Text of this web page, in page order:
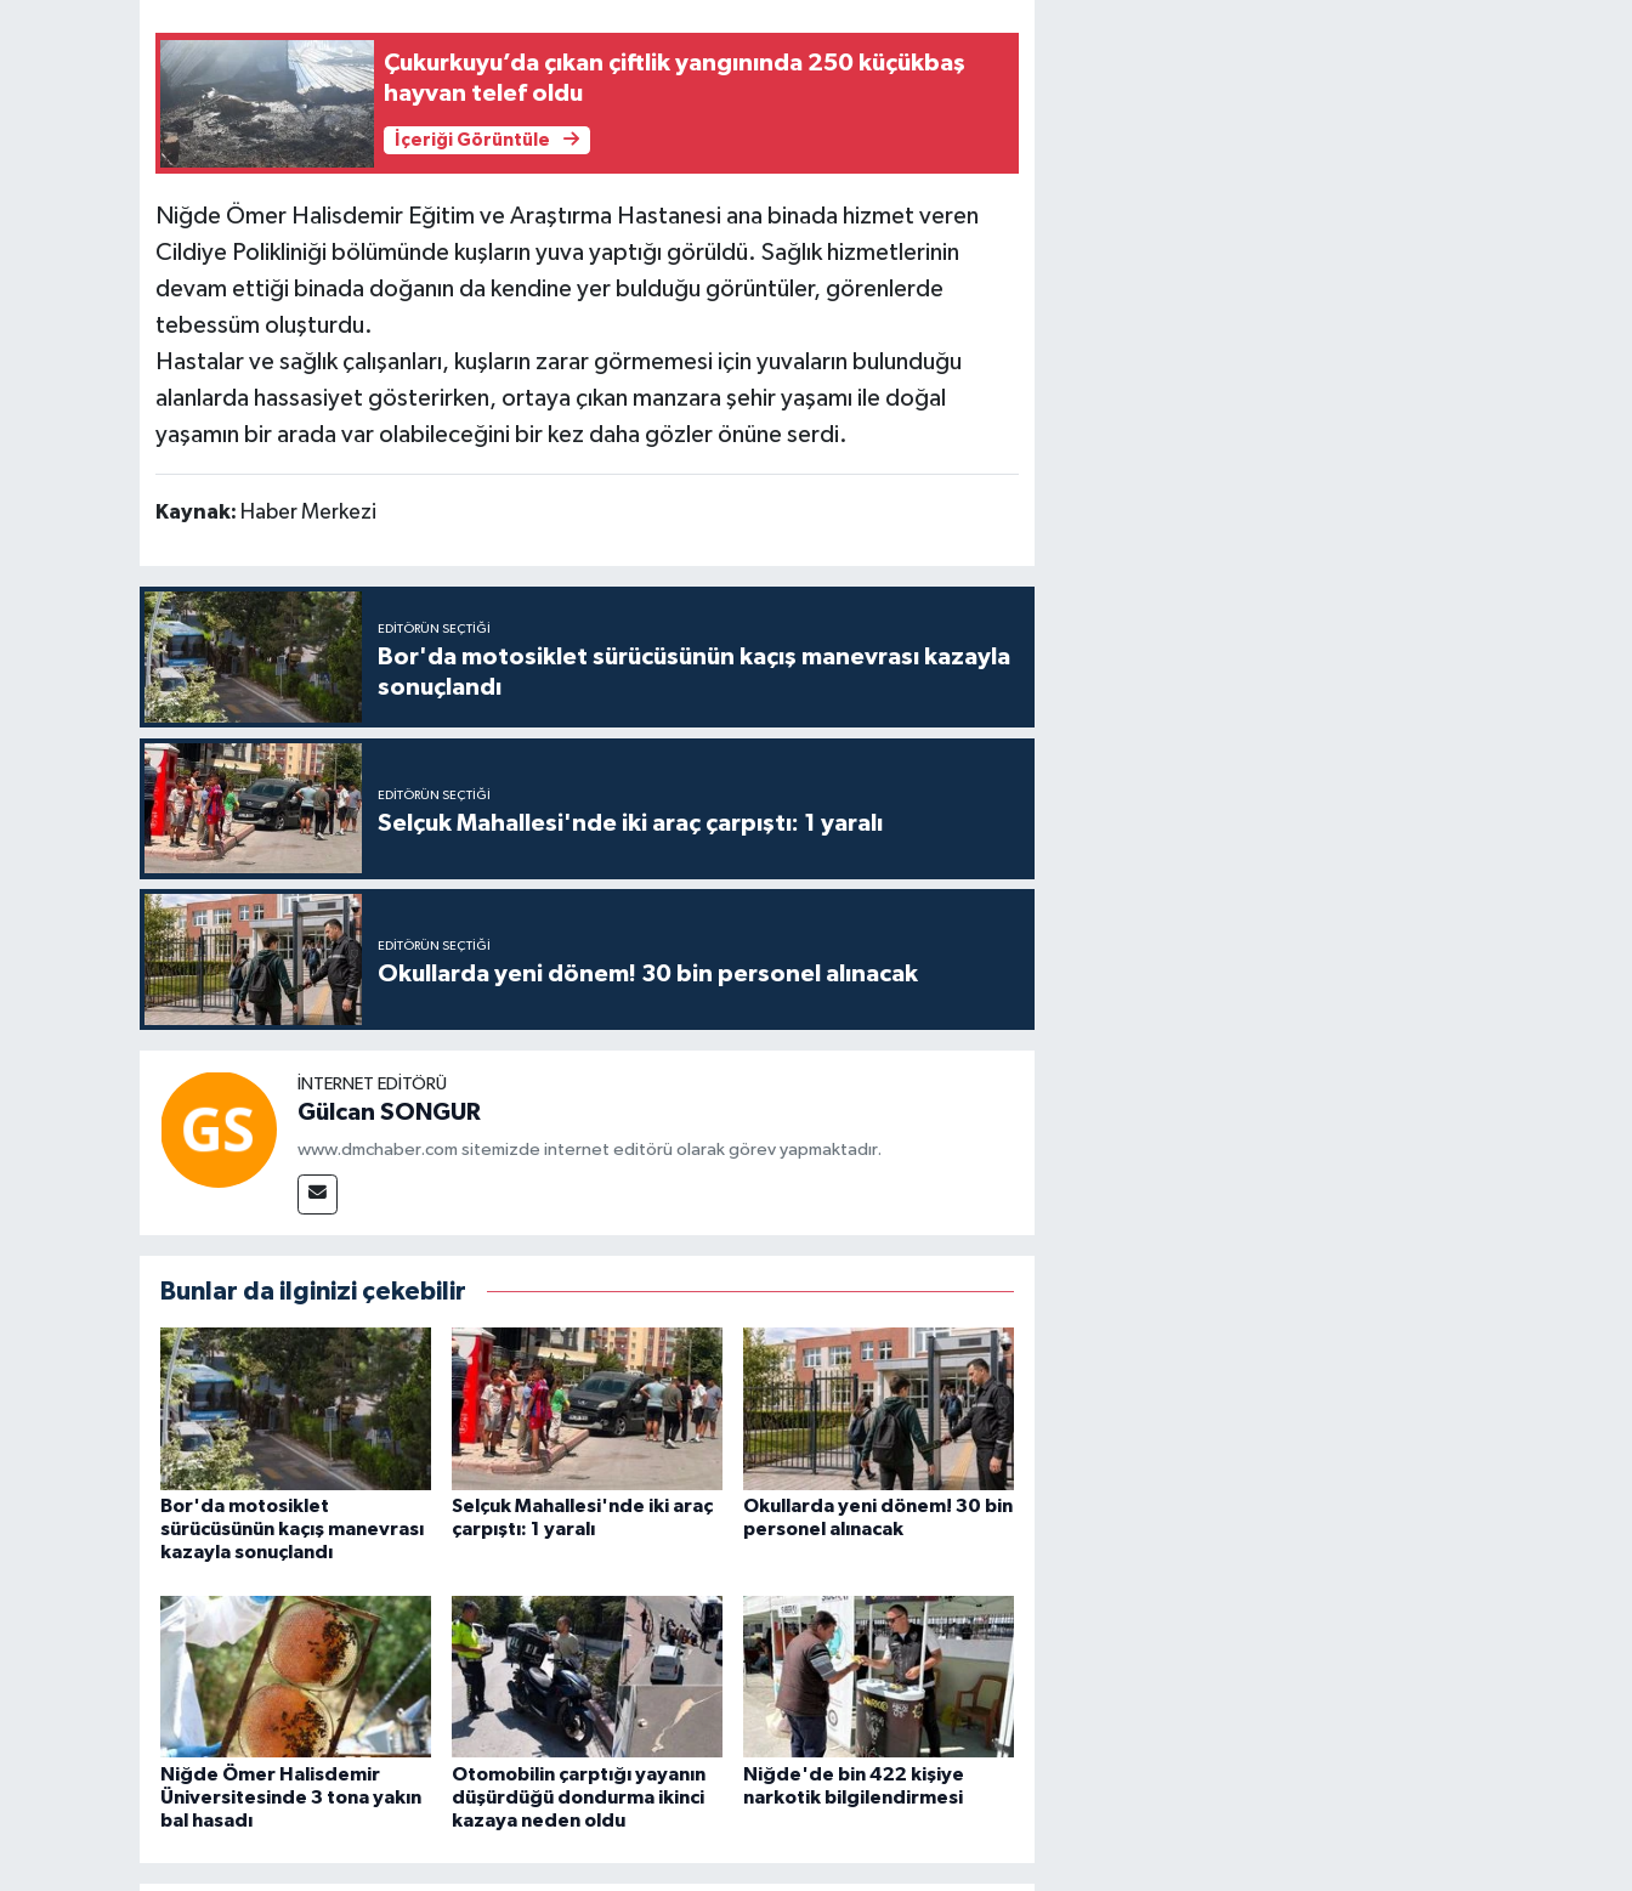
Çukurkuyu’da çıkan çiftlik yangınında 250 küçükbaş
hayvan telef oldu
İçeriği Görüntüle
Niğde Ömer Halisdemir Eğitim ve Araştırma Hastanesi ana binada hizmet veren
Cildiye Polikliniği bölümünde kuşların yuva yaptığı görüldü. Sağlık hizmetlerinin
devam ettiği binada doğanın da kendine yer bulduğu görüntüler, görenlerde
tebessüm oluşturdu.
Hastalar ve sağlık çalışanları, kuşların zarar görmemesi için yuvaların bulunduğu
alanlarda hassasiyet gösterirken, ortaya çıkan manzara şehir yaşamı ile doğal
yaşamın bir arada var olabileceğini bir kez daha gözler önüne serdi.
Kaynak: Haber Merkezi
EDITÖRÜN SEÇTIĞI
Bor'da motosiklet sürücüsünün kaçış manevrası kazayla
sonuçlandı
EDITÖRÜN SEÇTIĞI
Selçuk Mahallesi'nde iki araç çarpıştı: 1 yaralı
EDITÖRÜN SEÇTIĞI
Okullarda yeni dönem! 30 bin personel alınacak
İNTERNET EDITÖRÜ
Gülcan SONGUR
www.dmchaber.com sitemizde internet editörü olarak görev yapmaktadır.
Bunlar da ilginizi çekebilir
Bor'da motosiklet
sürücüsünün kaçış manevrası
kazayla sonuçlandı
Selçuk Mahallesi'nde iki araç
çarpıştı: 1 yaralı
Okullarda yeni dönem! 30 bin
personel alınacak
Niğde Ömer Halisdemir
Üniversitesinde 3 tona yakın
bal hasadı
Otomobilin çarptığı yayanın
düşürdüğü dondurma ikinci
kazaya neden oldu
Niğde'de bin 422 kişiye
narkotik bilgilendirmesi